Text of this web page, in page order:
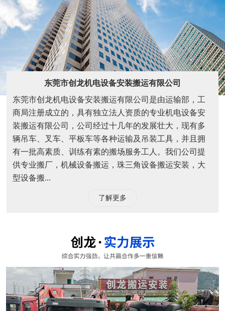
东莞市创龙机电设备安装搬运有限公司
东莞市创龙机电设备安装搬运有限公司是由运输部，工
商局注册成立的，具有独立法人资质的专业机电设备安
装搬运有限公司，公司经过十几年的发展壮大，现有多
辆吊车、叉车、平板车等各种运输及吊装工具，并且拥
有一批高素质、训练有素的搬场服务工人。我们公司提
供专业搬厂，机械设备搬运，珠三角设备搬运安装，大
型设备搬...
了解更多